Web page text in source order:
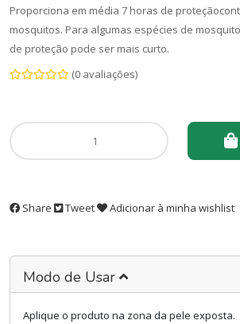
Proporciona em média 7 horas de
mosquitos. Para algumas espécies de
de proteção pode ser mais curto.
(0 avaliações)
Share Tweet Adicionar à minha wishlist
Modo de Usar
Aplique o produto na zona da pele exposta.